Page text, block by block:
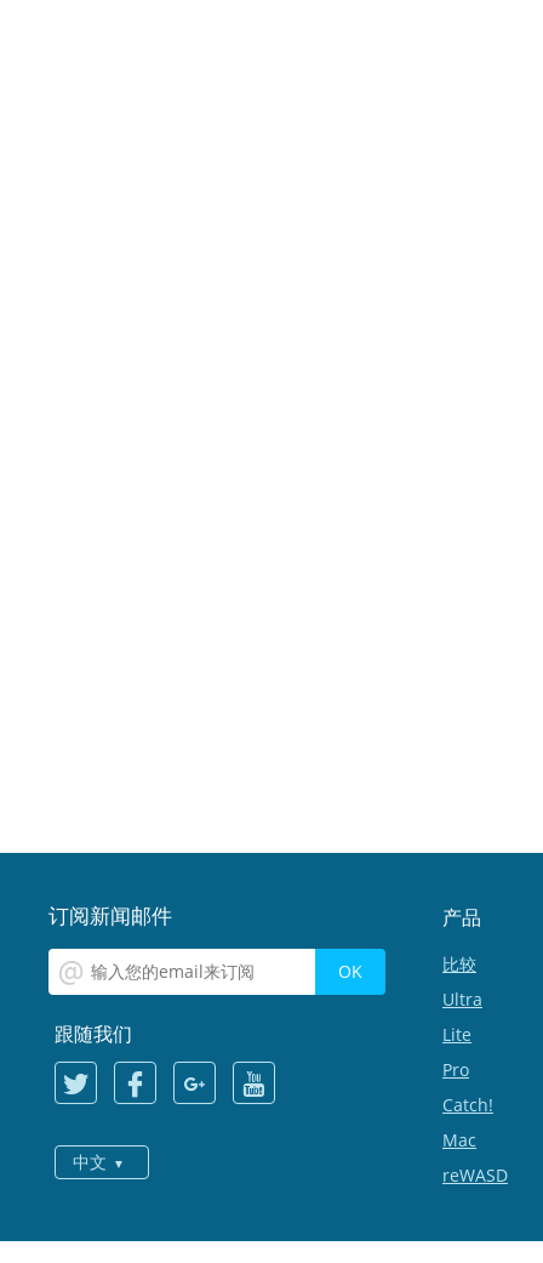
订阅新闻邮件
跟随我们
中文
产品
比较
Ultra
Lite
Pro
Catch!
Mac
reWASD